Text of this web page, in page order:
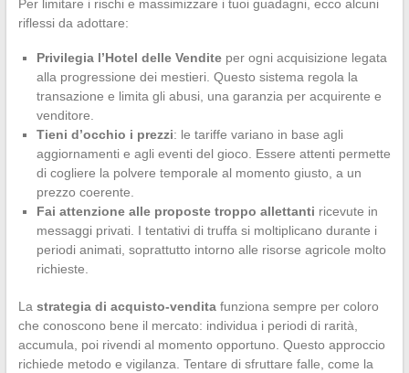
Per limitare i rischi e massimizzare i tuoi guadagni, ecco alcuni
riflessi da adottare:
Privilegia l’Hotel delle Venditeper ogni acquisizione legata
alla progressione dei mestieri. Questo sistema regola la
transazione e limita gli abusi, una garanzia per acquirente e
venditore.
Tieni d’occhio i prezzi: le tariffe variano in base agli
aggiornamenti e agli eventi del gioco. Essere attenti permette
di cogliere la polvere temporale al momento giusto, a un
prezzo coerente.
Fai attenzione alle proposte troppo allettanti ricevute in
messaggi privati. I tentativi di truffa si moltiplicano durante i
periodi animati, soprattutto intorno alle risorse agricole molto
richieste.
La strategia di acquisto-venditafunziona sempre per coloro
che conoscono bene il mercato: individua i periodi di rarità,
accumula, poi rivendi al momento opportuno. Questo approccio
richiede metodo e vigilanza. Tentare di sfruttare falle, come la